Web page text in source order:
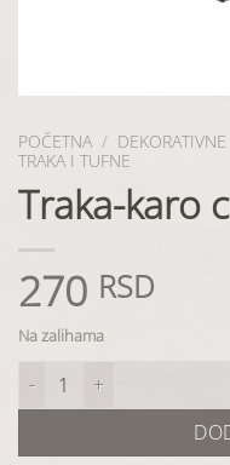
POČETNA / DEKORATIVNE
TRAKA I TUFNE
Traka-karo
270 RSD
Na zalihama
Traka-karo crna količina